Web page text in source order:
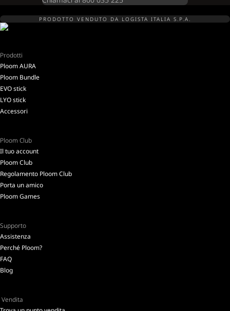
PRODOTTO VENDUTO DA LOGISTA ITALIA S.P.A.
Prodotti
Ploom AURA
Ploom Bundle
EVO stick
LYO stick
Accessori
Ploom Club
Il tuo account
Ploom Club
Regolamento Ploom Club
Porta un amico
Ploom Games
Supporto
Assistenza
Perché Ploom?
FAQ
Blog
Vendita